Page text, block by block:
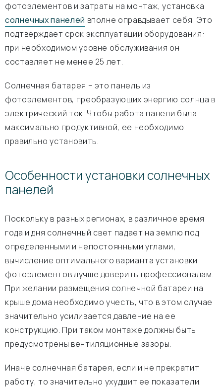
фотоэлементов и затраты на монтаж, установка
солнечных панелей вполне оправдывает себя. Это
подтверждает срок эксплуатации оборудования:
при необходимом уровне обслуживания он
составляет не менее 25 лет.
Солнечная батарея – это панель из
фотоэлементов, преобразующих энергию солнца в
электрический ток. Чтобы работа панели была
максимально продуктивной, ее необходимо
правильно установить.
Особенности установки солнечных
панелей
Поскольку в разных регионах, в различное время
года и дня солнечный свет падает на землю под
определенными и непостоянными углами,
вычисление оптимального варианта установки
фотоэлементов лучше доверить профессионалам.
При желании размещения солнечной батареи на
крыше дома необходимо учесть, что в этом случае
значительно усиливается давление на ее
конструкцию. При таком монтаже должны быть
предусмотрены вентиляционные зазоры.
Иначе солнечная батарея, если и не прекратит
работу, то значительно ухудшит ее показатели.